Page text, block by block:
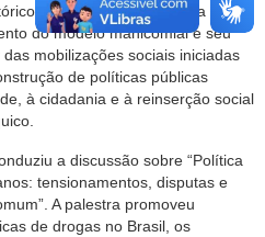
da Reforma Psiquiátrica
do modelo manicomial e seu
mobilizações sociais iniciadas
de políticas públicas
à cidadania e à reinserção social
a discussão sobre “Política
tensionamentos, disputas e
A palestra promoveu
de drogas no Brasil, os